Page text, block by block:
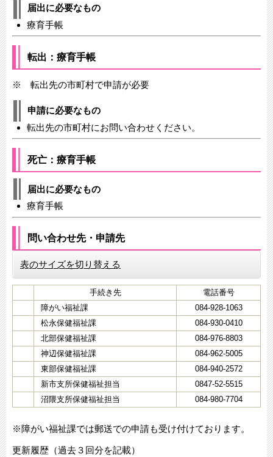
届出に必要なもの
療育手帳
転出：療育手帳
※ 転出先の市町村で申請が必要
申請に必要なもの
転出先の市町村にお問い合わせください。
死亡：療育手帳
届出に必要なもの
療育手帳
問い合わせ先・申請先
表のサイズを切り替える
手続き先
電話番号
障がい福祉課
084-928-1063
松永保健福祉課
084-930-0410
北部保健福祉課
084-976-8803
神辺保健福祉課
084-962-5005
東部保健福祉課
084-940-2572
新市支所保健福祉担当
0847-52-5515
沼隈支所保健福祉担当
084-980-7704
※障がい福祉課では郵送での申請も受け付けております。
更新履歴（過去３回分を記載）